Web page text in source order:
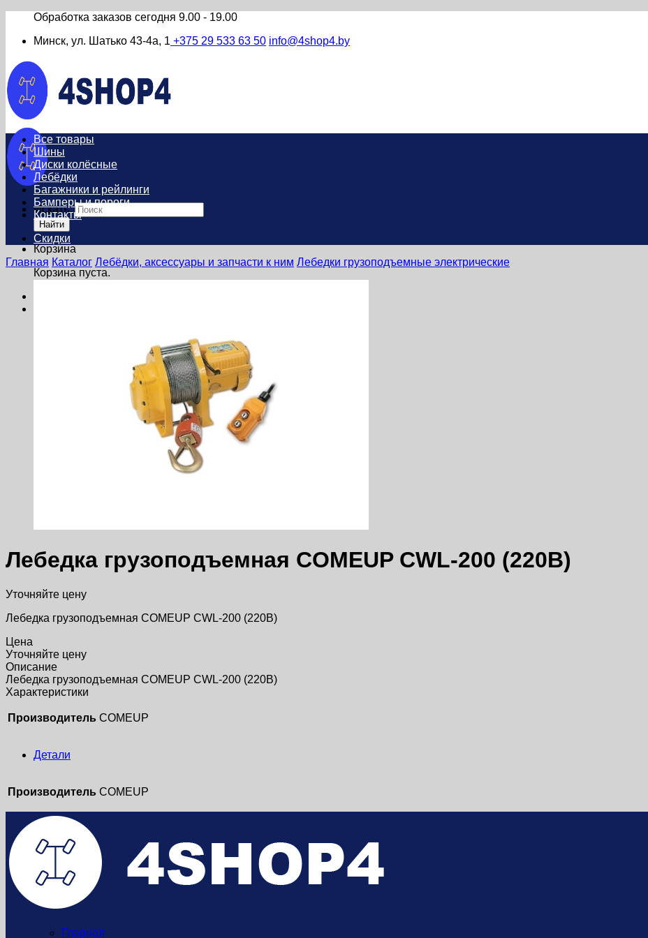
Обработка заказов сегодня 9.00 - 19.00
Минск, ул. Шатько 43-4а, 1 +375 29 533 63 50 info@4shop4.by
Искать:
Найти
Корзина
Корзина пуста.
Все товары
Шины
Диски колёсные
Лебёдки
Багажники и рейлинги
Бамперы и пороги
Контакты
Скидки
Главная Каталог Лебёдки, аксессуары и запчасти к ним Лебедки грузоподъемные электрические
Лебедка грузоподъемная COMEUP CWL-200 (220В)
Уточняйте цену
Лебедка грузоподъемная COMEUP CWL-200 (220В)
Цена
Уточняйте цену
Описание
Лебедка грузоподъемная COMEUP CWL-200 (220В)
Характеристики
Производитель COMEUP
Детали
Производитель COMEUP
Главная